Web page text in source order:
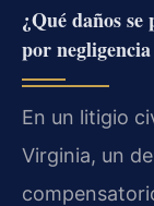
¿Qué daños
por
En un litigio
Virginia, un